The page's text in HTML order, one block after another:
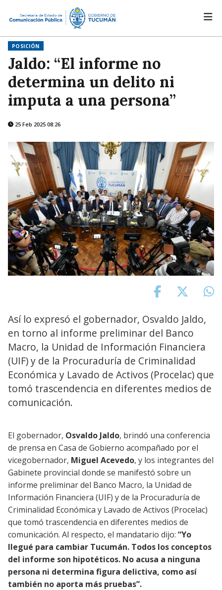
POSICIÓN
Jaldo: “El informe no
determina un delito ni
imputa a una persona”
25 Feb 2025 08:26
Así lo expresó el gobernador, Osvaldo Jaldo,
en torno al informe preliminar del Banco
Macro, la Unidad de Información Financiera
(UIF) y de la Procuraduría de Criminalidad
Económica y Lavado de Activos (Procelac) que
tomó trascendencia en diferentes medios de
comunicación.
El gobernador, Osvaldo Jaldo, brindó una conferencia
de prensa en Casa de Gobierno acompañado por el
vicegobernador, Miguel Acevedo, y los integrantes del
Gabinete provincial donde se manifestó sobre un
informe preliminar del Banco Macro, la Unidad de
Información Financiera (UIF) y de la Procuraduría de
Criminalidad Económica y Lavado de Activos (Procelac)
que tomó trascendencia en diferentes medios de
comunicación. Al respecto, el mandatario dijo: “Yo
llegué para cambiar Tucumán. Todos los conceptos
del informe son hipotéticos. No acusa a ninguna
persona ni determina figura delictiva, como así
también no aporta más pruebas”.